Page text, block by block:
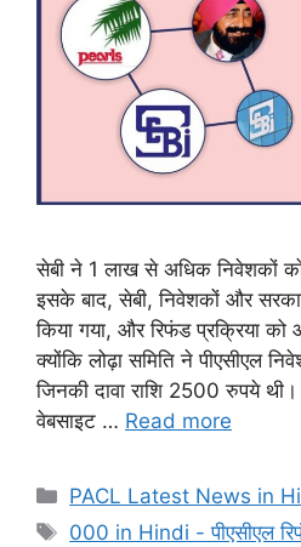
सेबी ने 1 लाख से अधिक निवेशकों को
इसके बाद, सेबी, निवेशकों और
किया गया, और रिफंड प्रक्रिया को
क्योंकि लोढ़ा समिति ने पीएसीएल
जिनकी दावा राशि 2500 रुपये
वेबसाइट … Read more
Categories
PACL Latest News in
Tags
000 in Hindi - पीएसीएल